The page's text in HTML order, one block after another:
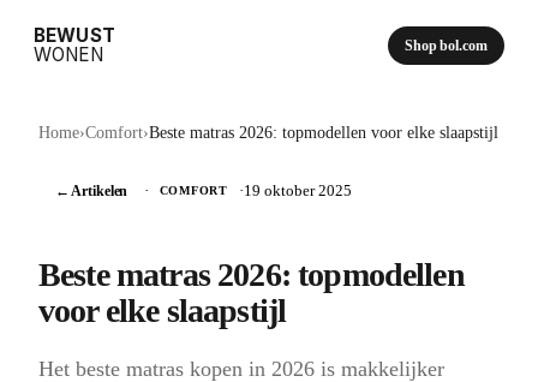
BEWUST
WONEN
Shop bol.com
Home›Comfort›Beste matras 2026: topmodellen voor elke slaapstijl
← Artikelen · COMFORT ·19 oktober 2025
Beste matras 2026: topmodellen
voor elke slaapstijl
Het beste matras kopen in 2026 is makkelijker